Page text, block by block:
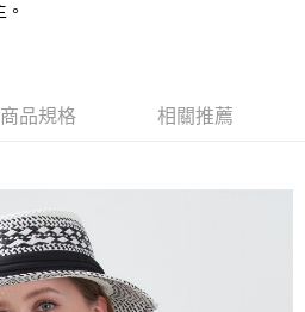
大哥大用戶可立即使用無須另外申請。
金額請依後續交易確認頁面所載為準。
認交易或遇審核未通過，訂單將自動取
，表示未達大哥付你分期系統評分，恕無
卡、不需儲值。
證，即可結帳。
再付款。
商品規格 相關推薦